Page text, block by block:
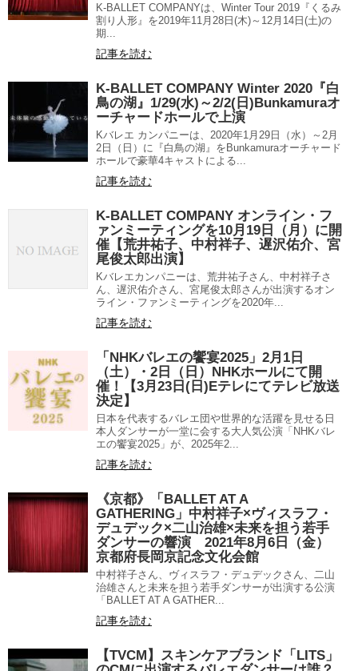
K-BALLET COMPANYは、Winter Tour 2019『くるみ
割り人形』を2019年11月28日(木)～12月14日(土)の
期...
記事を読む
K-BALLET COMPANY Winter 2020『白
鳥の湖』1/29(水)～2/2(日)Bunkamuraオ
ーチャードホールで上演
Kバレエ カンパニーは、2020年1月29日（水）～2月
2日（日）に『白鳥の湖』をBunkamuraオーチャード
ホールで豪華4キャストによる...
記事を読む
K-BALLET COMPANY オンライン・フ
ァンミーティングを10月19日（月）に開
催【荒井祐子、中村祥子、遅沢佑介、宮
尾俊太郎出演】
Kバレエカンパニーは、荒井祐子さん、中村祥子さ
ん、遅沢佑介さん、宮尾俊太郎さんが出演するオン
ライン・ファンミーティングを2020年...
記事を読む
「NHKバレエの饗宴2025」2月1日
（土）・2日（日）NHKホールにて開
催！【3月23日(日)Eテレにてテレビ放送
決定】
日本を代表するバレエ団や世界的な活躍を見せる日
本人ダンサーが一堂に会する大人気公演「NHKバレ
エの饗宴2025」が、2025年2...
記事を読む
《京都》「BALLET AT A
GATHERING」中村祥子×ヴィスラフ・
デュデック×二山治雄×未来を担う若手
ダンサーの響演 2021年8月6日（金）
京都府長岡京記念文化会館
中村祥子さん、ヴィスラフ・デュデックさん、二山
治雄さんと未来を担う若手ダンサーが出演する公演
「BALLET AT A GATHER...
記事を読む
【TVCM】スキンケアブランド「LITS」